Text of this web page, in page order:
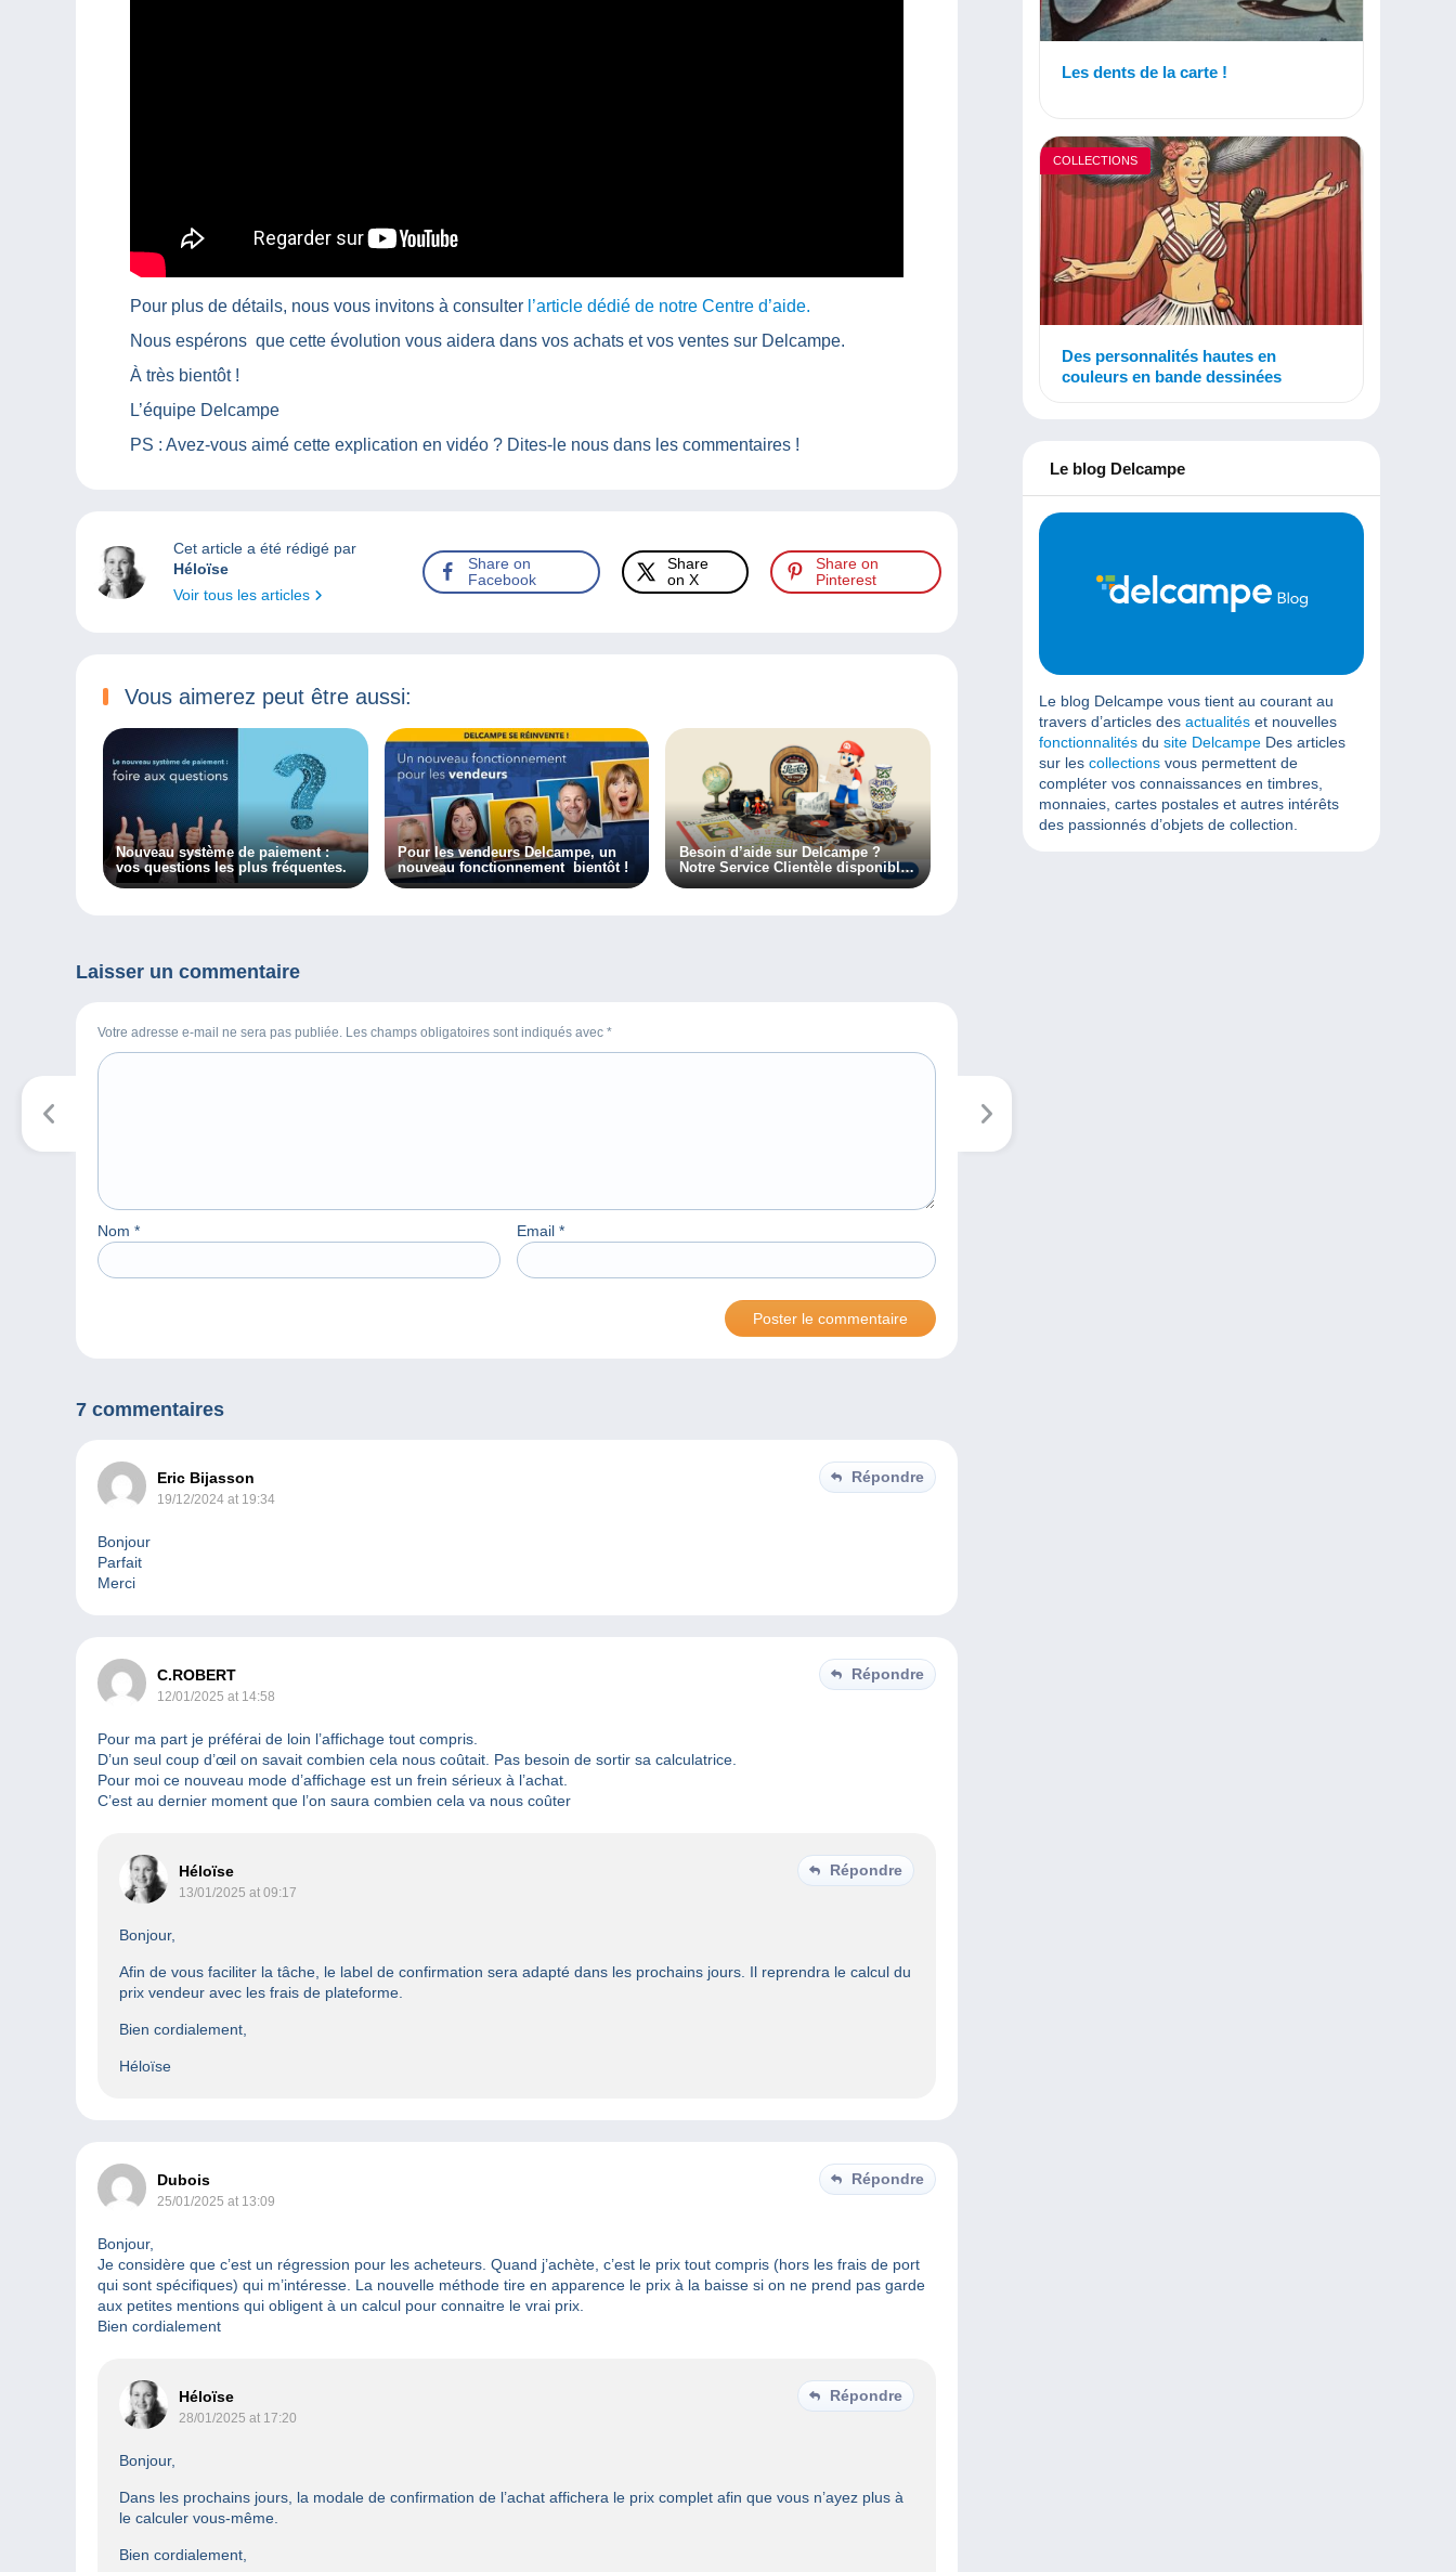
Pour plus de détails, nous vous invitons à consulter l’article dédié de notre Centre d’aide.
Nous espérons que cette évolution vous aidera dans vos achats et vos ventes sur Delcampe.
À très bientôt !
L’équipe Delcampe
PS : Avez-vous aimé cette explication en vidéo ? Dites-le nous dans les commentaires !
Cet article a été rédigé par
Héloïse
Voir tous les articles
Share on
Facebook
Share
on X
Share on
Pinterest
Vous aimerez peut être aussi:
Nouveau système de paiement :
vos questions les plus fréquentes.
Pour les vendeurs Delcampe, un
nouveau fonctionnement bientôt !
Besoin d’aide sur Delcampe ?
Notre Service Clientèle disponible
en un clic !
Laisser un commentaire
Votre adresse e-mail ne sera pas publiée. Les champs obligatoires sont indiqués avec *
Nom * Email *
7 commentaires
Eric Bijasson
19/12/2024 at 19:34
Répondre
Bonjour
Parfait
Merci
C.ROBERT
12/01/2025 at 14:58
Répondre
Pour ma part je préférai de loin l’affichage tout compris.
D’un seul coup d’œil on savait combien cela nous coûtait. Pas besoin de sortir sa calculatrice.
Pour moi ce nouveau mode d’affichage est un frein sérieux à l’achat.
C’est au dernier moment que l’on saura combien cela va nous coûter
Héloïse
13/01/2025 at 09:17
Répondre
Bonjour,
Afin de vous faciliter la tâche, le label de confirmation sera adapté dans les prochains jours. Il reprendra le calcul du
prix vendeur avec les frais de plateforme.
Bien cordialement,
Héloïse
Dubois
25/01/2025 at 13:09
Répondre
Bonjour,
Je considère que c’est un régression pour les acheteurs. Quand j’achète, c’est le prix tout compris (hors les frais de port
qui sont spécifiques) qui m’intéresse. La nouvelle méthode tire en apparence le prix à la baisse si on ne prend pas garde
aux petites mentions qui obligent à un calcul pour connaitre le vrai prix.
Bien cordialement
Héloïse
28/01/2025 at 17:20
Répondre
Bonjour,
Dans les prochains jours, la modale de confirmation de l’achat affichera le prix complet afin que vous n’ayez plus à
le calculer vous-même.
Bien cordialement,
Les dents de la carte !
COLLECTIONS
Des personnalités hautes en
couleurs en bande dessinées
Le blog Delcampe
Le blog Delcampe vous tient au courant au
travers d’articles des actualités et nouvelles
fonctionnalités du site Delcampe Des articles
sur les collections vous permettent de
compléter vos connaissances en timbres,
monnaies, cartes postales et autres intérêts
des passionnés d’objets de collection.